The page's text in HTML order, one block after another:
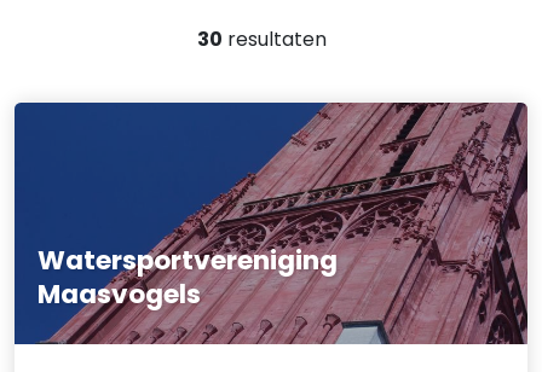
30 resultaten
Watersportvereniging
Maasvogels